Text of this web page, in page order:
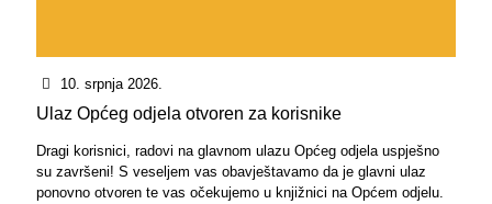
10. srpnja 2026.
Ulaz Općeg odjela otvoren za korisnike
Dragi korisnici, radovi na glavnom ulazu Općeg odjela uspješno
su završeni! S veseljem vas obavještavamo da je glavni ulaz
ponovno otvoren te vas očekujemo u knjižnici na Općem odjelu.